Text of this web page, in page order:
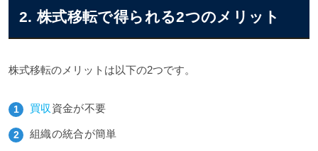
2. 株式移転で得られる2つのメリット
株式移転のメリットは以下の2つです。
買収 資金が不要
組織の統合が簡単